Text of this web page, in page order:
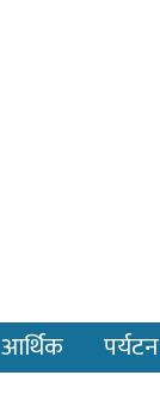
आर्थिक पर्यटन